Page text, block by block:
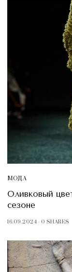
МОДА
Оливковый
сезоне
16.09.2024 0 SHARES